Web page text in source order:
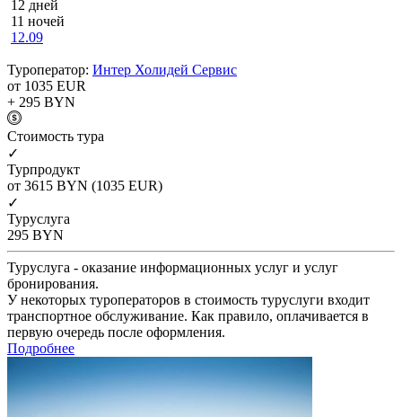
12 дней
11 ночей
12.09
Туроператор: Интер Холидей Сервис
от 1035 EUR
+ 295 BYN
Cтоимость тура
✓
Турпродукт
от 3615 BYN (1035 EUR)
✓
Туруслуга
295 BYN
Туруслуга - оказание информационных услуг и услуг
бронирования.
У некоторых туроператоров в стоимость туруслуги входит
транспортное обслуживание. Как правило, оплачивается в
первую очередь после оформления.
Подробнее